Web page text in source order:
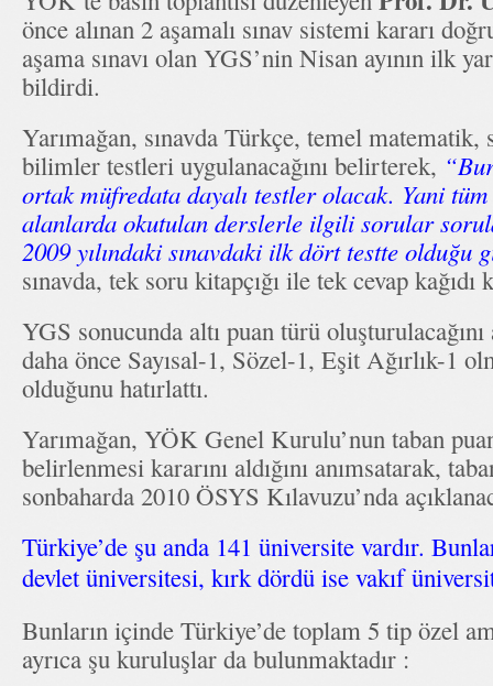
önce alınan 2 aşamalı sınav sistemi kararı
aşama sınavı olan YGS’nin Nisan ayının ilk
bildirdi.
Yarımağan, sınavda Türkçe, temel
bilimler testleri uygulanacağını belirterek,
ortak müfredata dayalı testler olacak. Yani
alanlarda okutulan derslerle ilgili sorular
2009 yılındaki sınavdaki ilk dört testte olduğu
sınavda, tek soru kitapçığı ile tek cevap kağıdı
YGS sonucunda altı puan türü
daha önce Sayısal-1, Sözel-1, Eşit Ağırlık-1
olduğunu hatırlattı.
Yarımağan, YÖK Genel Kurulu’nun taban
belirlenmesi kararını aldığını anımsatarak,
sonbaharda 2010 ÖSYS Kılavuzu’nda
Türkiye’de şu anda 141 üniversite vardır.
devlet üniversitesi, kırk dördü ise vakıf
Bunların içinde Türkiye’de toplam 5 tip özel
ayrıca şu kuruluşlar da bulunmaktadır :